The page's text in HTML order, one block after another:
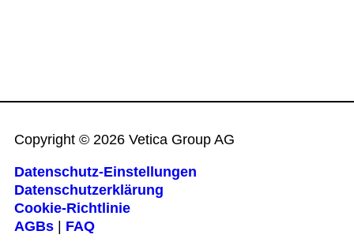
Copyright © 2026 Vetica Group AG
Datenschutz-Einstellungen
Datenschutzerklärung
Cookie‑Richtlinie
AGBs
FAQ